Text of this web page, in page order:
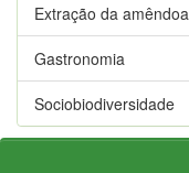
Extração da amêndoa
Gastronomia
Sociobiodiversidade